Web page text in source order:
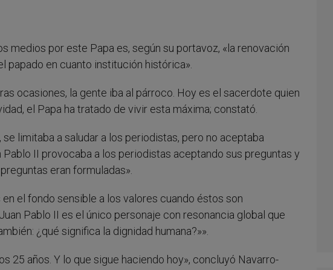
medios por este Papa es, según su portavoz, «la renovación
papado en cuanto institución histórica».
ocasiones, la gente iba al párroco. Hoy es el sacerdote quien
el Papa ha tratado de vivir esta máxima; constató.
limitaba a saludar a los periodistas, pero no aceptaba
II provocaba a los periodistas aceptando sus preguntas y
eran formuladas».
el fondo sensible a los valores cuando éstos son
Pablo II es el único personaje con resonancia global que
¿qué significa la dignidad humana?»».
25 años. Y lo que sigue haciendo hoy», concluyó Navarro-